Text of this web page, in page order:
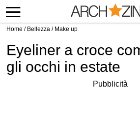
Home / Bellezza / Make up
Eyeliner a croce
gli occhi in estate
Pubblicità